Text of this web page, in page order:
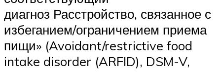
диагноз Расстройство, связанное с
избеганием/ограничением приема
пищи» (Avoidant/restrictive food
intake disorder (ARFID), DSM-V,